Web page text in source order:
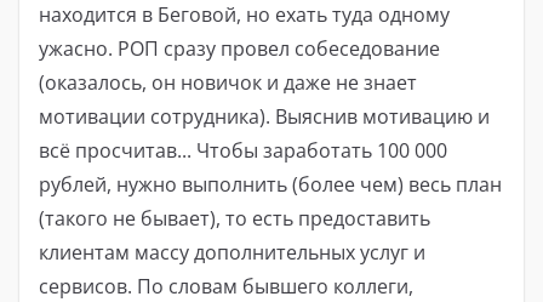
находится в Беговой, но ехать туда одному
ужасно. РОП сразу провел собеседование
(оказалось, он новичок и даже не знает
мотивации сотрудника). Выяснив мотивацию и
всё просчитав... Чтобы заработать 100 000
рублей, нужно выполнить (более чем) весь план
(такого не бывает), то есть предоставить
клиентам массу дополнительных услуг и
сервисов. По словам бывшего коллеги,